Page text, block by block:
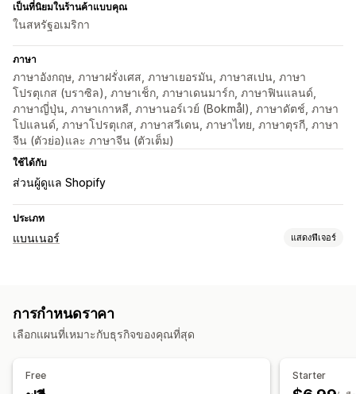
เป็นที่นิยมในร้านค้าแบบคุณ
ในสหรัฐอเมริกา
ภาษา
ภาษาอังกฤษ, ภาษาฝรั่งเศส, ภาษาเยอรมัน, ภาษาสเปน, ภาษา
โปรตุเกส (บราซิล), ภาษาเช็ก, ภาษาเดนมาร์ก, ภาษาฟินแลนด์,
ภาษาญี่ปุ่น, ภาษาเกาหลี, ภาษานอร์เวย์ (Bokmål), ภาษาดัตช์, ภาษา
โปแลนด์, ภาษาโปรตุเกส, ภาษาสวีเดน, ภาษาไทย, ภาษาตุรกี, ภาษา
จีน (ตัวย่อ)และ ภาษาจีน (ตัวเต็ม)
ใช้ได้กับ
ส่วนผู้ดูแล Shopify
ประเภท
แบนเนอร์ แสดงฟีเจอร์
ประกาศหลายฉบับ การแจ้งเตือน
การแนะนำเฉพาะบุคคล
ตำแหน่งแบนเนอร์
ลิงก์และปุ่ม
การกำหนดราคา
เลือกแผนที่เหมาะกับธุรกิจของคุณที่สุด
Free Starter